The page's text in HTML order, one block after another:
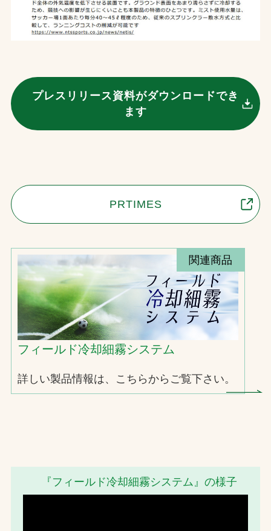
プレスリリース資料がダウンロードでき
ます
PRTIMES
関連商品
フィールド冷却細霧システム
詳しい製品情報は、こちらからご覧下さい。
『フィールド冷却細霧システム』の様子